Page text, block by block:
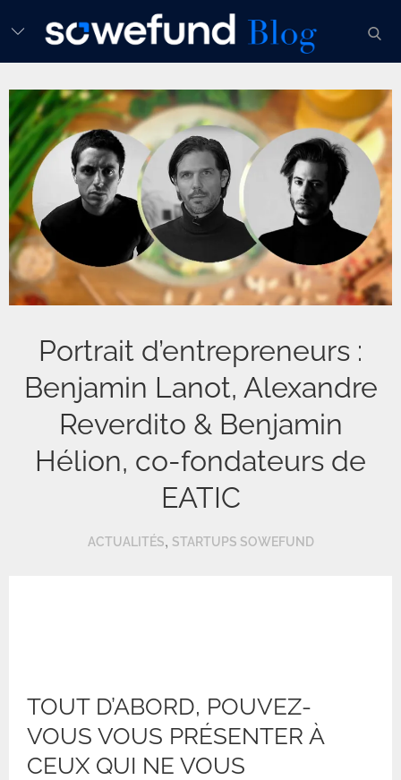
to
Portrait d’entrepreneurs :
Benjamin Lanot, Alexandre
Reverdito & Benjamin
Hélion, co-fondateurs de
EATIC
ACTUALITÉS, STARTUPS SOWEFUND
TOUT D’ABORD, POUVEZ-
VOUS VOUS PRÉSENTER À
CEUX QUI NE VOUS